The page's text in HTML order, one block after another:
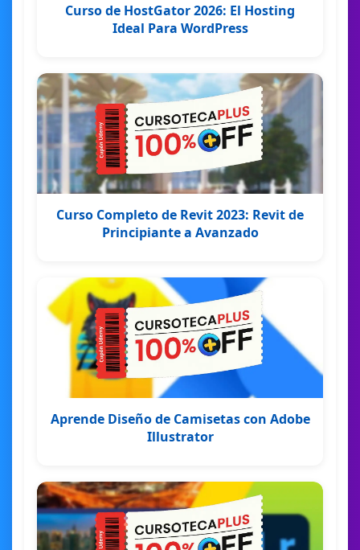
Curso de HostGator 2026: El Hosting
Ideal Para WordPress
Curso Completo de Revit 2023: Revit de
Principiante a Avanzado
Aprende Diseño de Camisetas con Adobe
Illustrator